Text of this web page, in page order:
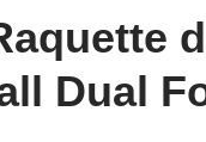
Dual